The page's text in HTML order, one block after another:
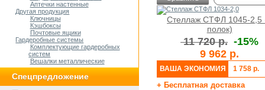
Аптечки настенные
Другая продукция
Ключницы
Кэшбоксы
Почтовые ящики
Гардеробные системы
Комплектующие гардеробных
систем
Вешалки металлические
Спецпредложение
Стеллаж СТФЛ 1045-2,5
полок)
11 720 р. -15%
9 962 р.
ВАША ЭКОНОМИЯ 1 758 р.
+ Бесплатная доставка